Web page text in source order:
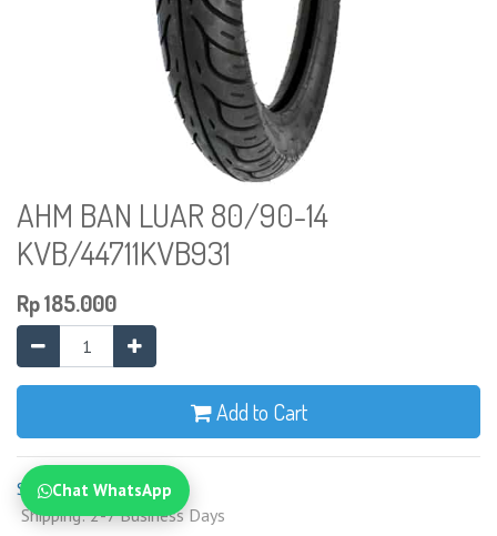
AHM BAN LUAR 80/90-14
KVB/44711KVB931
Rp185.000
Add to Cart
Syarat dan Ketentuan
Shipping: 2-7 Business Days
Chat WhatsApp